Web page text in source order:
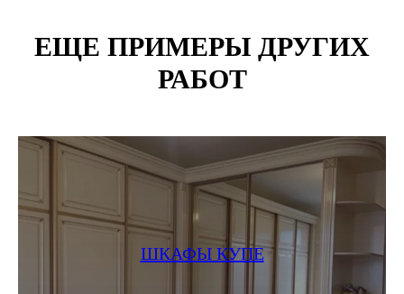
ЕЩЕ ПРИМЕРЫ ДРУГИХ
РАБОТ
ШКАФЫ КУПЕ